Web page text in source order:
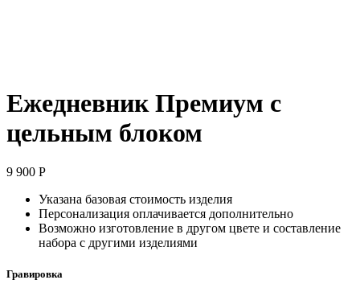
Ежедневник Премиум с
цельным блоком
9 900 Р
Указана базовая стоимость изделия
Персонализация оплачивается дополнительно
Возможно изготовление в другом цвете и составление
набора с другими изделиями
Гравировка